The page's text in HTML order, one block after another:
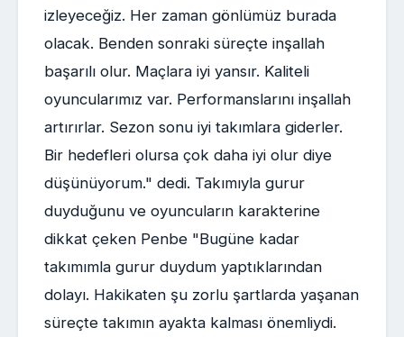
izleyeceğiz. Her zaman gönlümüz burada
olacak. Benden sonraki süreçte inşallah
başarılı olur. Maçlara iyi yansır. Kaliteli
oyuncularımız var. Performanslarını inşallah
artırırlar. Sezon sonu iyi takımlara giderler.
Bir hedefleri olursa çok daha iyi olur diye
düşünüyorum." dedi. Takımıyla gurur
duyduğunu ve oyuncuların karakterine
dikkat çeken Penbe "Bugüne kadar
takımımla gurur duydum yaptıklarından
dolayı. Hakikaten şu zorlu şartlarda yaşanan
süreçte takımın ayakta kalması önemliydi.